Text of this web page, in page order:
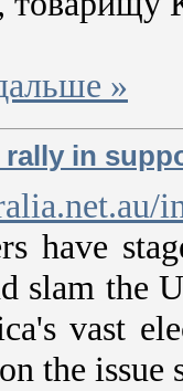
»
in
have
slam the
vast
the